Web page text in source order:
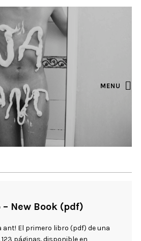
MENU
New Book (pdf)
ant! El primero libro (pdf) de una
páginas. disponible en